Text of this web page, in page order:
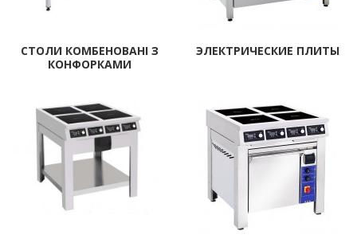
СТОЛИ КОМБЕНОВАНІ З
КОНФОРКАМИ
ЭЛЕКТРИЧЕСКИЕ ПЛИТЫ